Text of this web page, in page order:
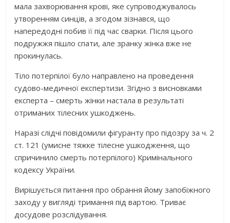
мала захворювання крові, яке супроводжувалось
утворенням синців, а згодом зізнався, що
напередодні побив її під час сварки. Після цього
подружжя пішло спати, але зранку жінка вже не
прокинулась.
Тіло потерпілої було направлено на проведення
судово-медичної експертизи. Згідно з висновками
експерта – смерть жінки настала в результаті
отриманих тілесних ушкоджень.
Наразі слідчі повідомили фігуранту про підозру за ч. 2
ст. 121 (умисне тяжке тілесне ушкодження, що
спричинило смерть потерпілого) Кримінального
кодексу України.
Вирішується питання про обрання йому запобіжного
заходу у вигляді тримання під вартою. Триває
досудове розслідування.